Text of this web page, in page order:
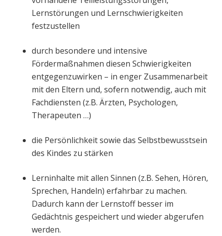
Lernstörungen und Lernschwierigkeiten
festzustellen
durch besondere und intensive
Fördermaßnahmen diesen Schwierigkeiten
entgegenzuwirken – in enger Zusammenarbeit
mit den Eltern und, sofern notwendig, auch mit
Fachdiensten (z.B. Ärzten, Psychologen,
Therapeuten …)
die Persönlichkeit sowie das Selbstbewusstsein
des Kindes zu stärken
Lerninhalte mit allen Sinnen (z.B. Sehen, Hören,
Sprechen, Handeln) erfahrbar zu machen.
Dadurch kann der Lernstoff besser im
Gedächtnis gespeichert und wieder abgerufen
werden.